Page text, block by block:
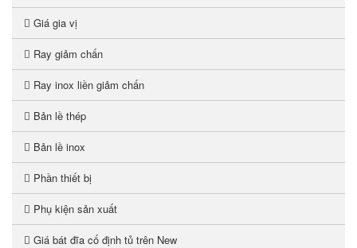
Giá gia vị
Ray giảm chấn
Ray inox liền giảm chấn
Bản lề thép
Bản lề inox
Phần thiết bị
Phụ kiện sản xuất
Giá bát đĩa cố định tủ trên New